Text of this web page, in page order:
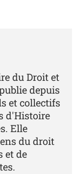
du Droit et
depuis
et collectifs
d'Histoire
Elle
du droit
et de